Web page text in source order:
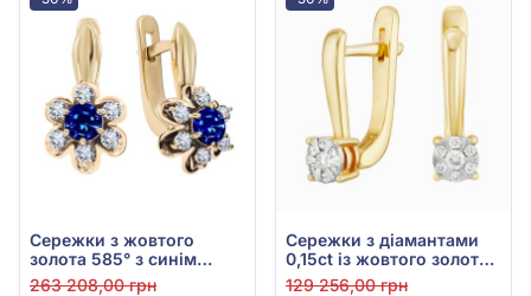
Сережки з жовтого
золота 585° з синім
сапфіром 0,68ct та
263 208,00 грн
Сережки з діамантами
0,15ct із жовтого золота
585°, арт. 702-083*
129 256,00 грн